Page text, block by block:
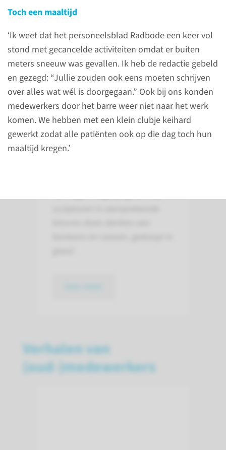
Toch een maaltijd
‘Ik weet dat het personeelsblad Radbode een keer vol
stond met gecancelde activiteiten omdat er buiten
meters sneeuw was gevallen. Ik heb de redactie gebeld
en gezegd: “Jullie zouden ook eens moeten schrijven
over alles wat wél is doorgegaan.” Ook bij ons konden
medewerkers door het barre weer niet naar het werk
komen. We hebben met een klein clubje keihard
gewerkt zodat alle patiënten ook op die dag toch hun
maaltijd kregen.’
Het kunstwerk Toetje bevindt
zich op de kruising van de
Reinier Postlaan en het Geert
Grooteplein Zuid. Bekijk op de
plattegrond de locatie.
bekijk
Kunstenaar
Verhalen van
(oud-)medewerkers